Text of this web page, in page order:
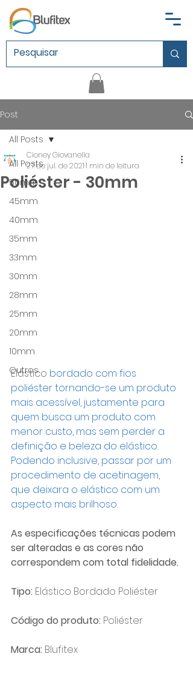
Post
All Posts
50mm
45mm
40mm
35mm
33mm
30mm
28mm
25mm
20mm
10mm
Outros
All Posts
Poliéster - 30mm
Cioney Giovanella
27 de jul. de 20211 min de leitura
Elástico bordado com fios
poliéster tornando-se um produto
mais acessí­vel, justamente para
quem busca um produto com
menor custo, mas sem perder a
definição e beleza do elástico.
Podendo inclusive, passar por um
procedimento de acetinagem,
que deixara o elástico com um
aspecto mais brilhoso.
As especificações técnicas podem
ser alteradas e as cores não
correspondem com total fidelidade.
Tipo: Elástico Bordado Poliéster
Código do produto: Poliéster
Marca: Blufitex